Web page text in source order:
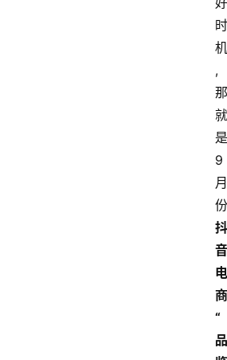
时
机
,
那
就
是
9
月
份
抖
音
电
商
“
品